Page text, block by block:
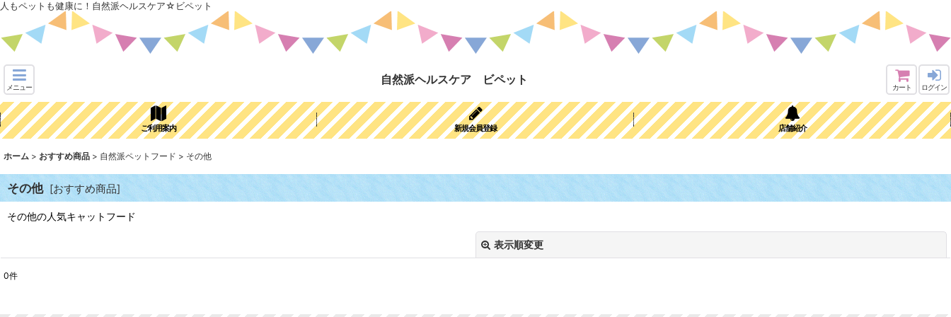
人もペットも健康に！自然派ヘルスケア☆ビペット
メニュー
自然派ヘルスケア ビペット
カート ログイン
ご利用案内 新規会員登録 店舗紹介
ホーム > おすすめ商品 > 自然派ペットフード > その他
その他 [おすすめ商品]
その他の人気キャットフード
表示順変更
0件